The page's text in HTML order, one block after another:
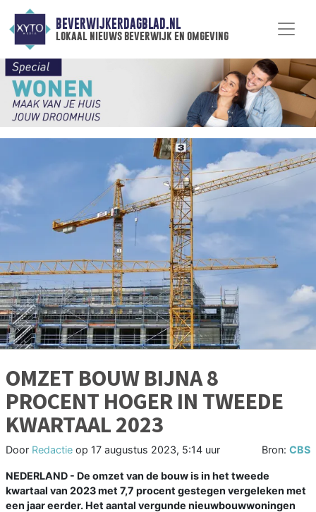
BEVERWIJKERDAGBLAD.NL
lokaal nieuws beverwijk en omgeving
OMZET BOUW BIJNA 8
PROCENT HOGER IN TWEEDE
KWARTAAL 2023
Door Redactie op 17 augustus 2023, 5:14 uur Bron: CBS
NEDERLAND - De omzet van de bouw is in het tweede
kwartaal van 2023 met 7,7 procent gestegen vergeleken met
een jaar eerder. Het aantal vergunde nieuwbouwwoningen